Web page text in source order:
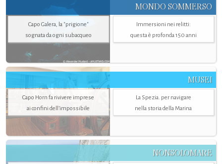
MONDO SOMMERSO
Capo Galera, la "prigione"
sognata da ogni subacqueo
Immersioni nei relitti:
questa è profonda 150 anni
MUSEI
Capo Horn fa rivivere imprese
ai confini dell’impossibile
La Spezia. per navigare
nella storia della Marina
NONSOLOMARE